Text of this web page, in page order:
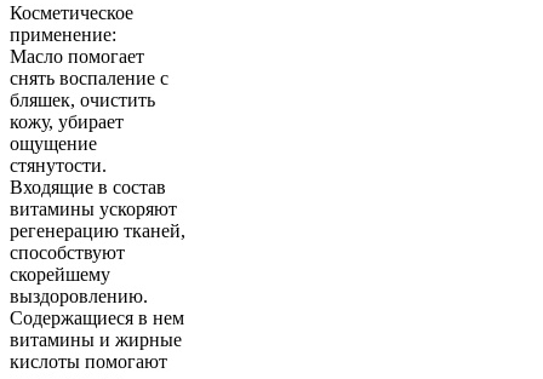
Косметическое
применение:
Масло помогает
снять воспаление с
бляшек, очистить
кожу, убирает
ощущение
стянутости.
Входящие в состав
витамины ускоряют
регенерацию тканей,
способствуют
скорейшему
выздоровлению.
Содержащиеся в нем
витамины и жирные
кислоты помогают